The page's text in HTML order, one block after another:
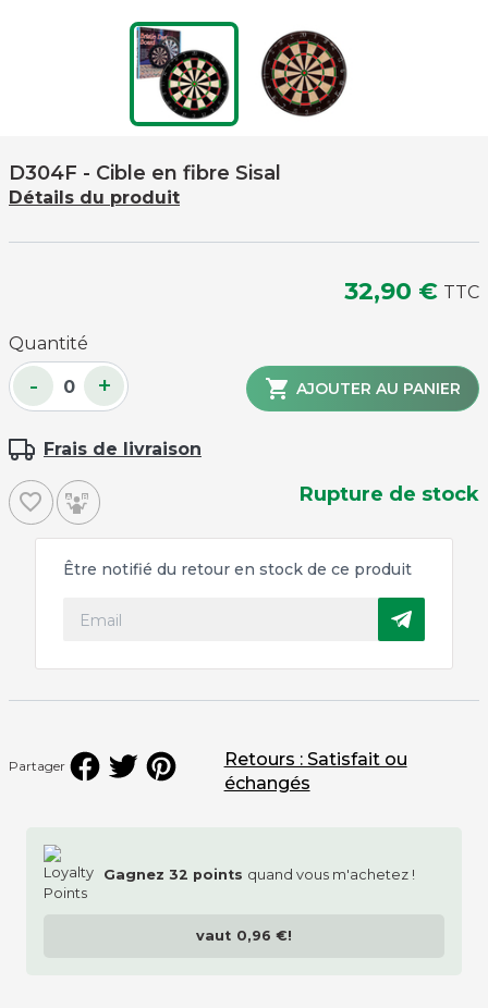
D304F - Cible en fibre Sisal
Détails du produit
32,90 € TTC
Quantité
- +  AJOUTER AU PANIER
Frais de livraison
favorite_border Rupture de stock
Être notifié du retour en stock de ce produit
Partager
Gagnez 32 points quand vous m'achetez !
vaut 0,96 €!
Retours : Satisfait ou
échangés